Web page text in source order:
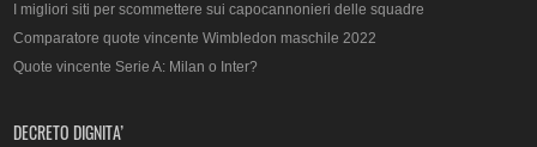
I migliori siti per scommettere sui capocannonieri delle squadre
Comparatore quote vincente Wimbledon maschile 2022
Quote vincente Serie A: Milan o Inter?
DECRETO DIGNITA’